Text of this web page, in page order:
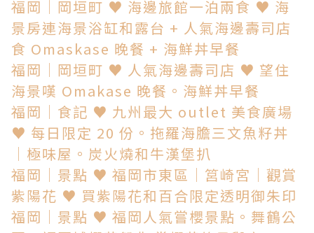
福岡│岡垣町 ♥ 海邊旅館一泊兩食 ♥ 海
景房連海景浴缸和露台 + 人氣海邊壽司店
食 Omaskase 晚餐 + 海鮮丼早餐
福岡│岡垣町 ♥ 人氣海邊壽司店 ♥ 望住
海景嘆 Omakase 晚餐。海鮮丼早餐
福岡│食記 ♥ 九州最大 outlet 美食廣場
♥ 每日限定 20 份。拖羅海膽三文魚籽丼
│極味屋。炭火燒和牛漢堡扒
福岡│景點 ♥ 福岡市東區│筥崎宮│觀賞
紫陽花 ♥ 買紫陽花和百合限定透明御朱印
福岡│景點 ♥ 福岡人氣嘗櫻景點。舞鶴公